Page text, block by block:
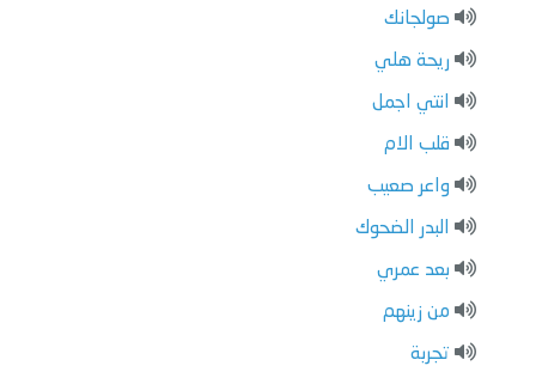
صولجانك
ريحة هلي
انتي اجمل
قلب الام
واعر صعيب
البدر الضحوك
بعد عمري
من زينهم
تجربة